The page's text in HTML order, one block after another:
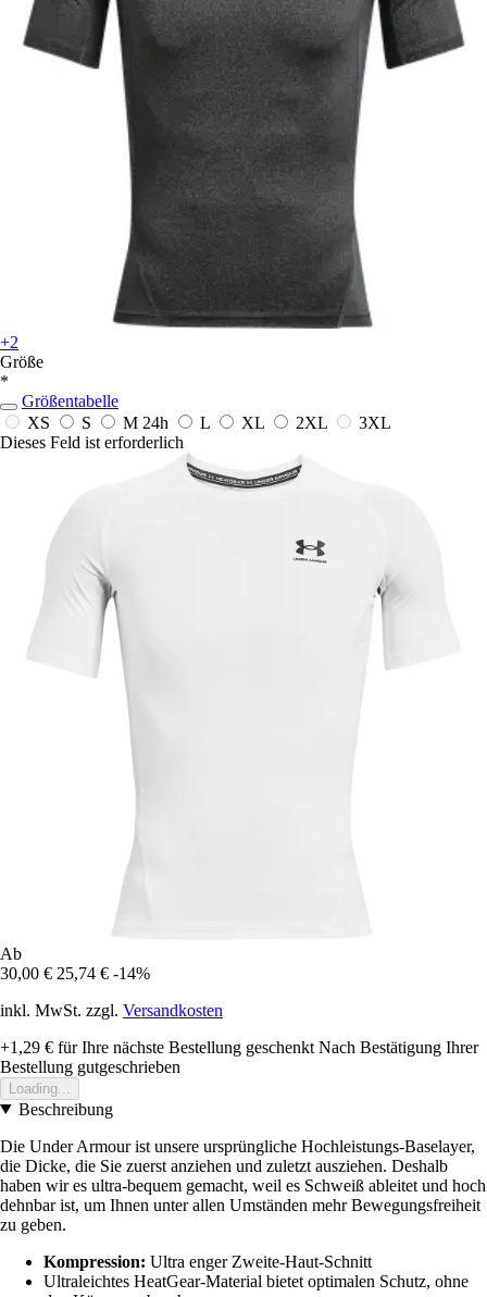
+2
Größe
*
Größentabelle
XS
S M 24h L XL 2XL
3XL
Dieses Feld ist erforderlich
Ab
30,00 € 25,74 € -14%
inkl. MwSt. zzgl. Versandkosten
+1,29 € für Ihre nächste Bestellung geschenkt Nach Bestätigung Ihrer
Bestellung gutgeschrieben
Loading...
Beschreibung
Die Under Armour ist unsere ursprüngliche Hochleistungs-Baselayer,
die Dicke, die Sie zuerst anziehen und zuletzt ausziehen. Deshalb
haben wir es ultra-bequem gemacht, weil es Schweiß ableitet und hoch
dehnbar ist, um Ihnen unter allen Umständen mehr Bewegungsfreiheit
zu geben.
Kompression: Ultra enger Zweite-Haut-Schnitt
Ultraleichtes HeatGear-Material bietet optimalen Schutz, ohne